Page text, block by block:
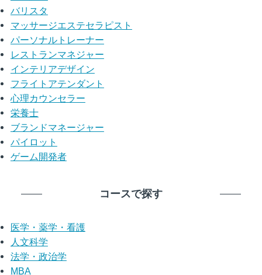
バリスタ
マッサージエステセラピスト
パーソナルトレーナー
レストランマネジャー
インテリアデザイン
フライトアテンダント
心理カウンセラー
栄養士
ブランドマネージャー
パイロット
ゲーム開発者
コースで探す
医学・薬学・看護
人文科学
法学・政治学
MBA